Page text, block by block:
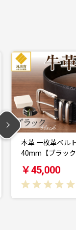
本革 一枚革ベ
30mm【ブラ
￥45,000